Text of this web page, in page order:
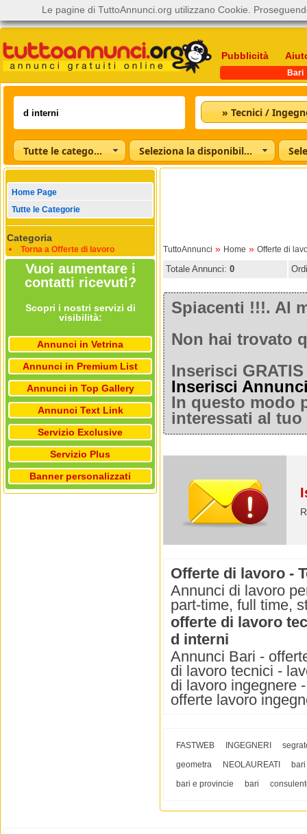
Pubblicità
Bari
» Tecnici /
Tutte le categorie Seleziona la disponibilità
Home Page
Tutte le Categorie
Categoria
Torna a Offerte di lavoro
Vuoi aumentare i
contatti ricevuti?
Scopri i nostri servizi di
visibilità:
Annunci in Vetrina
Annunci in Premium List
Annunci in Top Gallery
Annunci Text Link
Servizio Exclusive
Servizio Plus
Banner personalizzati
TuttoAnnunci » Home » Offerte di
Totale Annunci: 0
Spiacenti !!!. Al
Non hai trovato
Inserisci
Inserisci
In questo modo
interessati al
Offerte di lavoro -
Annunci di lavoro
part-time, full time,
offerte di lavoro
d interni
Annunci Bari -
di lavoro tecnici -
di lavoro ingegnere
offerte lavoro
FASTWEB INGEGNERI
geometra
NEOLAUREATI
bari e provincie
bari
Le pagine di TuttoAnnunci.org utilizzano Cookie.